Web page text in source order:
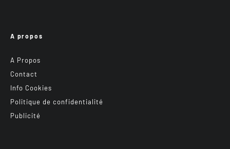
A propos
A Propos
Contact
Info Cookies
Politique de confidentialité
Publicité